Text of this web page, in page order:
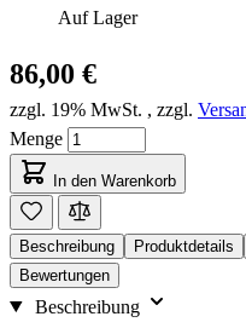
Auf Lager
86,00 €
zzgl. 19% MwSt. , zzgl.
Menge
In den Warenkorb
Beschreibung Produktdetails
Bewertungen
Beschreibung